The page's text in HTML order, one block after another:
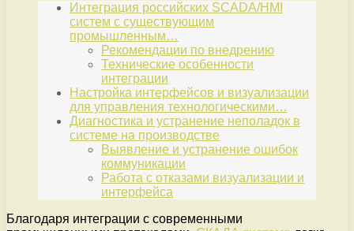
Интеграция российских SCADA/HMI
систем с существующим
промышленным…
Рекомендации по внедрению
Технические особенности
интеграции
Настройка интерфейсов и визуализации
для управления технологическими…
Диагностика и устранение неполадок в
системе на производстве
Выявление и устранение ошибок
коммуникации
Работа с отказами визуализации и
интерфейса
Благодаря интеграции с современными